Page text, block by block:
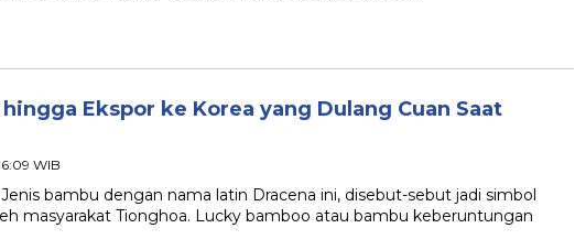
Ekspor ke Korea yang Dulang Cuan Saat
WIB
bambu dengan nama latin Dracena ini, disebut-sebut jadi simbol
masyarakat Tionghoa. Lucky bamboo atau bambu keberuntungan